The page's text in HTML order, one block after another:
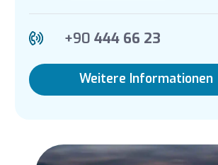
+90 444 66 23
Weitere Informationen